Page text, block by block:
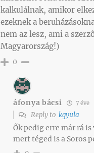
kalkulálnak, amikor
ezeknek a
nem az lesz, ami a
Magyarország!)
0
áfonya bácsi 7 éve
Reply to kgyula
Ők pedig erre már rá
mert téged is a Soros